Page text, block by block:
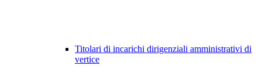
Titolari di incarichi dirigenziali amministrativi di
vertice